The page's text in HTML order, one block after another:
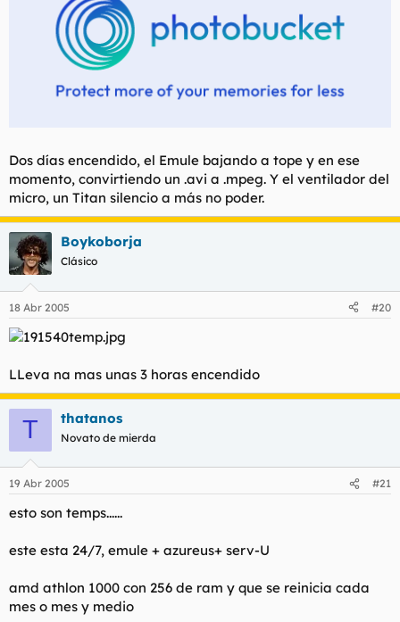
Dos días encendido, el Emule bajando a tope y en ese
momento, convirtiendo un .avi a .mpeg. Y el ventilador del
micro, un Titan silencio a más no poder.
Boykoborja
Clásico
18 Abr 2005 #20
LLeva na mas unas 3 horas encendido
T thatanos
Novato de mierda
19 Abr 2005 #21
esto son temps......
este esta 24/7, emule + azureus+ serv-U
amd athlon 1000 con 256 de ram y que se reinicia cada
mes o mes y medio